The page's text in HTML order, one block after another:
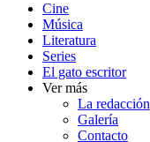
Cine
Música
Literatura
Series
El gato escritor
Ver más
La redacción
Galería
Contacto